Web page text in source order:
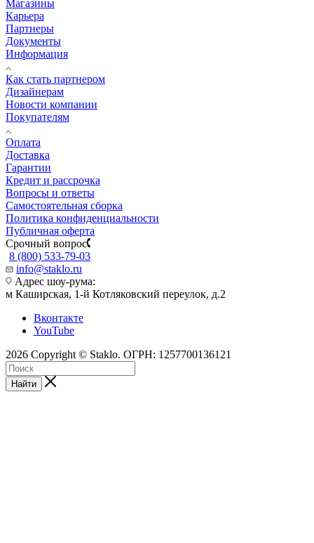
Магазины
Карьера
Партнеры
Документы
Информация
Как стать партнером
Дизайнерам
Новости компании
Покупателям
Оплата
Доставка
Гарантии
Кредит и рассрочка
Вопросы и ответы
Самостоятельная сборка
Политика конфиденциальности
Публичная оферта
Срочный вопрос
8 (800) 533-79-03
info@staklo.ru
Адрес шоу-рума:
м Каширская, 1-й Котляковский переулок, д.2
Вконтакте
YouTube
2026 Copyright © Staklo. ОГРН: 1257700136121
Найти